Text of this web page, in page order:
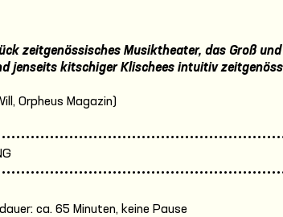
zeitgenössisches Musiktheater, das Groß
jenseits kitschiger Klischees intuitiv
Orpheus Magazin)
ca. 65 Minuten, keine Pause